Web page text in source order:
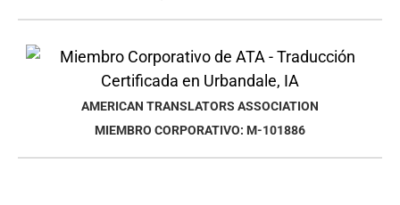
AMERICAN TRANSLATORS ASSOCIATION
MIEMBRO CORPORATIVO: M-101886